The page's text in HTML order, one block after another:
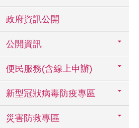
政府資訊公開
公開資訊
便民服務(含線上申辦)
新型冠狀病毒防疫專區
災害防救專區